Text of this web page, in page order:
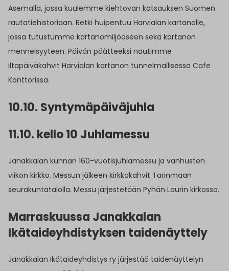
Asemalla, jossa kuulemme kiehtovan katsauksen Suomen
rautatiehistoriaan. Retki huipentuu Harvialan kartanolle,
jossa tutustumme kartanomiljööseen sekä kartanon
menneisyyteen. Päivän päätteeksi nautimme
iltapäiväkahvit Harvialan kartanon tunnelmallisessa Cafe
Konttorissa.
10.10. Syntymäpäiväjuhla
11.10. kello 10 Juhlamessu
Janakkalan kunnan 160-vuotisjuhlamessu ja vanhusten
viikon kirkko. Messun jälkeen kirkkokahvit Tarinmaan
seurakuntatalolla. Messu järjestetään Pyhän Laurin kirkossa.
Marraskuussa Janakkalan
Ikätaideyhdistyksen taidenäyttely
Janakkalan Ikätaideyhdistys ry järjestää taidenäyttelyn